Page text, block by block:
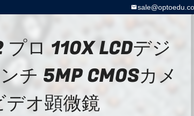
ロ 110X LCDデジ
チ 5MP CMOSカメ
オ顕微鏡